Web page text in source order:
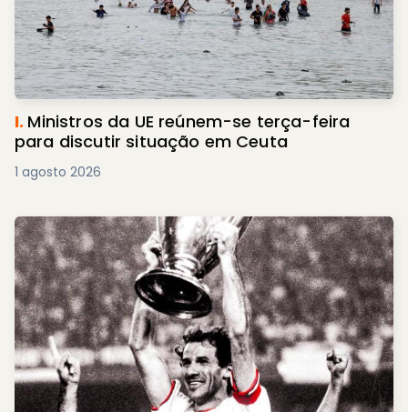
I. Ministros da UE reúnem-se terça-feira
para discutir situação em Ceuta
1 agosto 2026